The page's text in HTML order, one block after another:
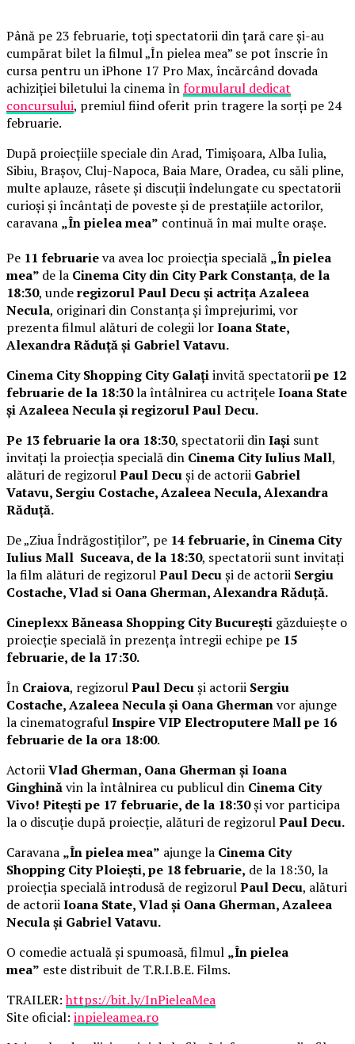
Până pe 23 februarie, toți spectatorii din țară care și-au
cumpărat bilet la filmul „În pielea mea” se pot înscrie în
cursa pentru un iPhone 17 Pro Max, încărcând dovada
achiziției biletului la cinema înformularul dedicat
concursului, premiul fiind oferit prin tragere la sorți pe 24
februarie.
După proiecțiile speciale din Arad, Timișoara, Alba Iulia,
Sibiu, Brașov, Cluj-Napoca, Baia Mare, Oradea, cu săli pline,
multe aplauze, râsete și discuții îndelungate cu spectatorii
curioși și încântați de poveste și de prestațiile actorilor,
caravana „În pielea mea” continuă în mai multe orașe.
Pe 11 februarieva avea loc proiecția specială „În pielea
mea” de la Cinema City din City Park Constanța, de la
18:30, underegizorul Paul Decu și actrița Azaleea
Necula, originari din Constanța și împrejurimi, vor
prezenta filmul alături de colegii lorIoana State,
Alexandra Răduță și Gabriel Vatavu.
Cinema City Shopping City Galațiinvită spectatoriipe 12
februarie de la 18:30la întâlnirea cu actrițeleIoana State
și Azaleea Necula și regizorul Paul Decu.
Pe 13 februarie la ora 18:30, spectatorii dinIași sunt
invitați la proiecția specială din Cinema City Iulius Mall,
alături de regizorulPaul Decuși de actorii Gabriel
Vatavu, Sergiu Costache, Azaleea Necula, Alexandra
Răduță.
De „Ziua Îndrăgostiților”, pe 14 februarie, în Cinema City
Iulius Mall Suceava, de la 18:30, spectatorii sunt invitați
la film alături de regizorulPaul Decuși de actorii Sergiu
Costache, Vlad si Oana Gherman, Alexandra Răduță.
Cineplexx Băneasa Shopping City București găzduiește o
proiecție specială în prezența întregii echipe pe 15
februarie, de la 17:30.
În Craiova, regizorulPaul Decuși actorii Sergiu
Costache, Azaleea Necula și Oana Ghermanvor ajunge
la cinematografulInspire VIP Electroputere Mall pe 16
februarie de la ora 18:00.
ActoriiVlad Gherman, Oana Gherman și Ioana
Ginghinăvin la întâlnirea cu publicul din Cinema City
Vivo! Pitești pe 17 februarie, de la 18:30și vor participa
la o discuție după proiecție, alături de regizorulPaul Decu.
Caravana „În pielea mea” ajunge la Cinema City
Shopping City Ploiești, pe 18 februarie, de la 18:30, la
proiecția specială introdusă de regizorulPaul Decu, alături
de actoriiIoana State, Vlad și Oana Gherman, Azaleea
Necula și Gabriel Vatavu.
O comedie actuală și spumoasă, filmul „În pielea
mea” este distribuit de T.R.I.B.E. Films.
TRAILER:https://bit.ly/InPieleaMea
Site oficial: inpieleamea.ro